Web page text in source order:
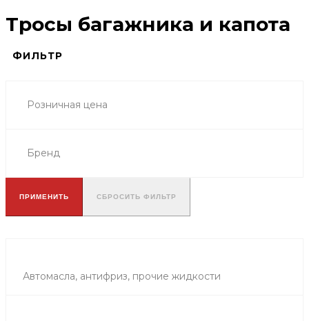
Тросы багажника и капота
ФИЛЬТР
Розничная цена
Бренд
ПРИМЕНИТЬ СБРОСИТЬ ФИЛЬТР
Автомасла, антифриз, прочие жидкости